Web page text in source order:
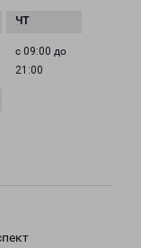
с 09:00 до
21:00